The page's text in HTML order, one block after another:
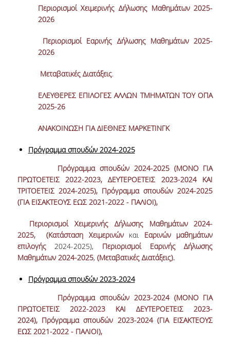
Περιορισμοί Χειμερινής Δήλωσης Μαθημάτων 2025-
2026
Περιορισμοί Εαρινής Δήλωσης Μαθημάτων 2025-
2026
Μεταβατικές Διατάξεις.
ΕΛΕΥΘΕΡΕΣ ΕΠΙΛΟΓΕΣ ΑΛΛΩΝ ΤΜΗΜΑΤΩΝ ΤΟΥ ΟΠΑ
2025-26
ΑΝΑΚΟΙΝΩΣΗ ΓΙΑ ΔΙΕΘΝΕΣ ΜΑΡΚΕΤΙΝΓΚ
Πρόγραμμα σπουδών 2024-2025
Πρόγραμμα σπουδών 2024-2025 (ΜΟΝΟ ΓΙΑ
ΠΡΩΤΟΕΤΕΙΣ 2022-2023, ΔΕΥΤΕΡΟΕΤΕΙΣ 2023-2024 ΚΑΙ
ΤΡΙΤΟΕΤΕΙΣ 2024-2025), Πρόγραμμα σπουδών 2024-2025
(ΓΙΑ ΕΙΣΑΚΤΕΟΥΣ ΕΩΣ 2021-2022 - ΠΑΛΙΟΙ),
Περιορισμοί Χειμερινής Δήλωσης Μαθημάτων 2024-
2025,
(Κατάσταση Χειμερινώνκαι Εαρινών μαθημάτων
επιλογής2024-2025), Περιορισμοί Εαρινής Δήλωσης
Μαθημάτων 2024-2025, (Μεταβατικές Διατάξεις).
Πρόγραμμα σπουδών 2023-2024
Πρόγραμμα σπουδών 2023-2024 (ΜΟΝΟ ΓΙΑ
ΠΡΩΤΟΕΤΕΙΣ 2022-2023 ΚΑΙ ΔΕΥΤΕΡΟΕΤΕΙΣ 2023-
2024), Πρόγραμμα σπουδών 2023-2024 (ΓΙΑ ΕΙΣΑΚΤΕΟΥΣ
ΕΩΣ 2021-2022 - ΠΑΛΙΟΙ),